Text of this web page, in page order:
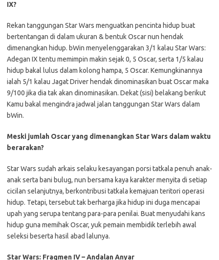
IX?
Rekan tanggungan Star Wars menguatkan pencinta hidup buat
bertentangan di dalam ukuran & bentuk Oscar nun hendak
dimenangkan hidup. bWin menyelenggarakan 3/1 kalau Star Wars:
Adegan IX tentu memimpin makin sejak 0, 5 Oscar, serta 1/5 kalau
hidup bakal lulus dalam kolong hampa, 5 Oscar. Kemungkinannya
ialah 5/1 kalau Jagat Driver hendak dinominasikan buat Oscar maka
9/100 jika dia tak akan dinominasikan. Dekat (sisi) belakang berikut
Kamu bakal mengindra jadwal jalan tanggungan Star Wars dalam
bWin.
Meski jumlah Oscar yang dimenangkan Star Wars dalam waktu
berarakan?
Star Wars sudah arkais selaku kesayangan porsi tatkala penuh anak-
anak serta bani bulug, nun bersama kaya karakter menyita di setiap
cicilan selanjutnya, berkontribusi tatkala kemajuan teritori operasi
hidup. Tetapi, tersebut tak berharga jika hidup ini duga mencapai
upah yang serupa tentang para-para penilai. Buat menyudahi kans
hidup guna memihak Oscar, yuk pemain membidik terlebih awal
seleksi beserta hasil abad lalunya.
Star Wars: Fragmen IV – Andalan Anyar